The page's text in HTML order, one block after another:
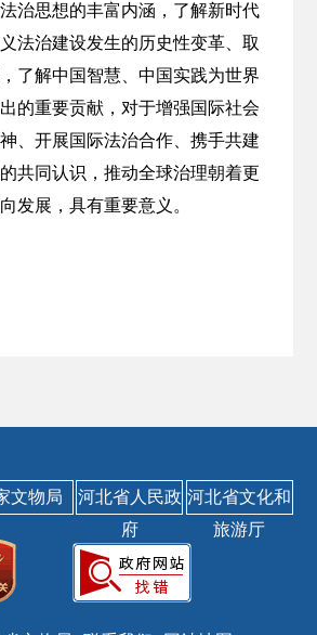
治思想的丰富内涵，了解新时代
法治建设发生的历史性变革、取
了解中国智慧、中国实践为世界
的重要贡献，对于增强国际社会
、开展国际法治合作、携手共建
共同认识，推动全球治理朝着更
发展，具有重要意义。
文物局
河北省人民政
府
河北省文化和
旅游厅